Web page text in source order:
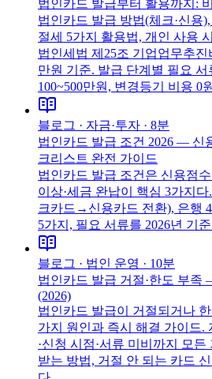
법인카드 발급부터 활용까지:
법인카드 발급 방법(체크·신용
절세 5가지 활용법, 개인 사용
법인세법 제25조 기업업무추진
만원 기준. 발급 단계별 필요
100~500만원, 변경등기 비용 0
블로그 · 자금·투자 · 8분
법인카드 발급 조건 2026 — 신
크리스트 완전 가이드
법인카드 발급 조건은 신용점
이상·세금 완납이 핵심 3가지
크카드→신용카드 전환), 은행
5가지, 필요 서류를 2026년 기
블로그 · 법인 운영 · 10분
법인카드 발급 거절·한도 부족
(2026)
법인카드 발급이 거절되거나
가지 원인과 즉시 해결 가이드.
·신청 시점·서류 미비까지 모
받는 방법, 거절 안 되는 카드